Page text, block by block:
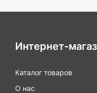
Интернет-
Каталог товаров
О нас